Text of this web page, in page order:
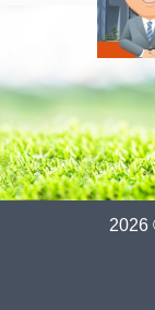
2026